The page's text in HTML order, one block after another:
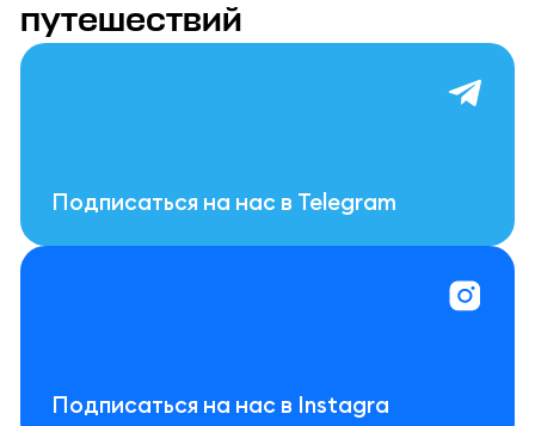
путешествий
Подписаться на нас в Telegram
Подписаться на нас в Instagra